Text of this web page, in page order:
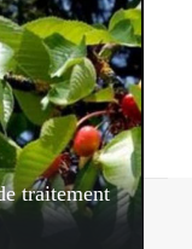
traitement
Sitemap